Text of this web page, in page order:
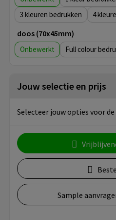
3
4
doos (70x45mm)
Onbewerkt Full colour
Jouw selectie en prijs
Selecteer jouw opties voor
Sample